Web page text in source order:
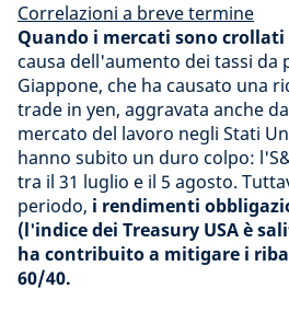
Correlazioni a breve termine
Quando i mercati sono
causa dell'aumento dei tassi da
Giappone, che ha causato una
trade in yen, aggravata anche
mercato del lavoro negli Stati
hanno subito un duro colpo:
tra il 31 luglio e il 5 agosto.
periodo, i rendimenti
(l'indice dei Treasury USA è
ha contribuito a mitigare i
60/40.